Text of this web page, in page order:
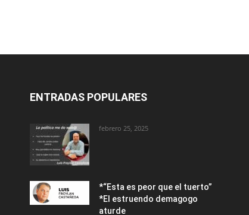
ENTRADAS POPULARES
febrero 25, 2025
*“Esta es peor que el tuerto”
*El estruendo demagogo
aturde